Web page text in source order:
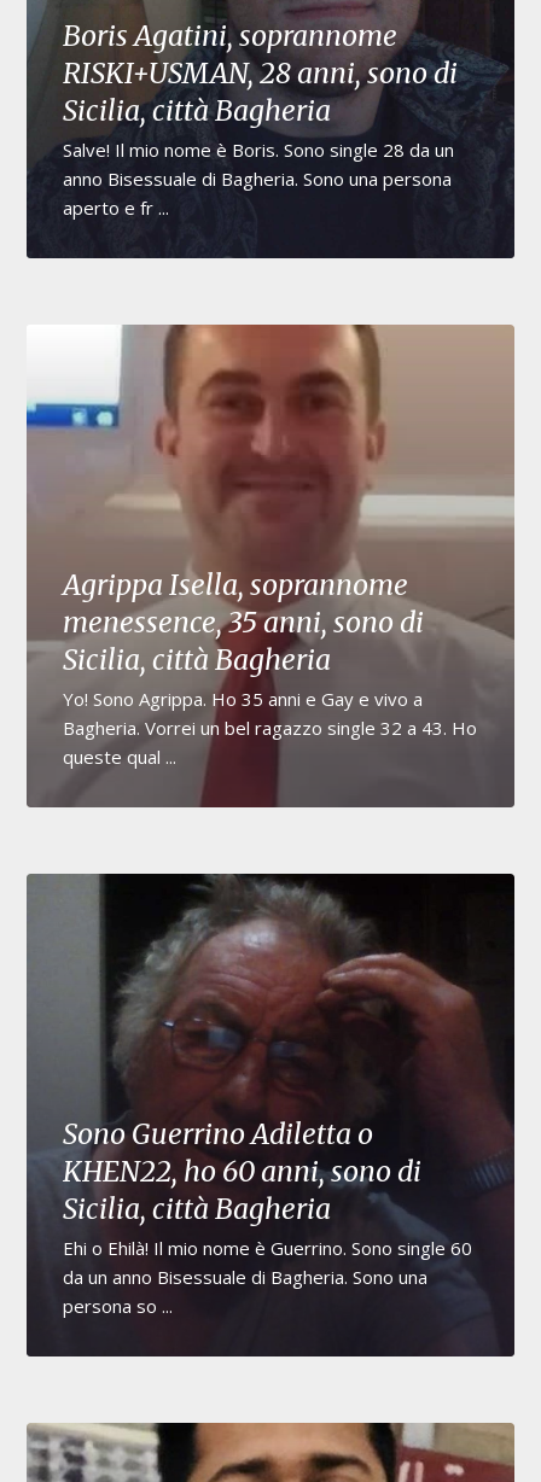
Boris Agatini, soprannome
RISKI+USMAN, 28 anni, sono di
Sicilia, città Bagheria
Salve! Il mio nome è Boris. Sono single 28 da un
anno Bisessuale di Bagheria. Sono una persona
aperto e fr ...
Agrippa Isella, soprannome
menessence, 35 anni, sono di
Sicilia, città Bagheria
Yo! Sono Agrippa. Ho 35 anni e Gay e vivo a
Bagheria. Vorrei un bel ragazzo single 32 a 43. Ho
queste qual ...
Sono Guerrino Adiletta o
KHEN22, ho 60 anni, sono di
Sicilia, città Bagheria
Ehi o Ehilà! Il mio nome è Guerrino. Sono single 60
da un anno Bisessuale di Bagheria. Sono una
persona so ...